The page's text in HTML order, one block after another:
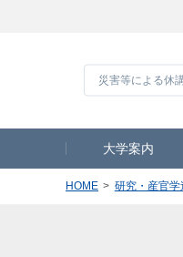
大学案内
HOME 研究・産官学